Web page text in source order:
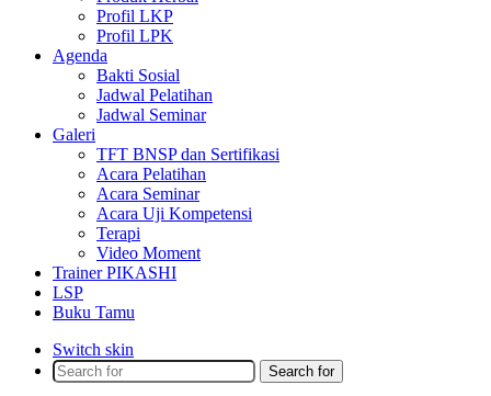
Profil LKP
Profil LPK
Agenda
Bakti Sosial
Jadwal Pelatihan
Jadwal Seminar
Galeri
TFT BNSP dan Sertifikasi
Acara Pelatihan
Acara Seminar
Acara Uji Kompetensi
Terapi
Video Moment
Trainer PIKASHI
LSP
Buku Tamu
Switch skin
Search for